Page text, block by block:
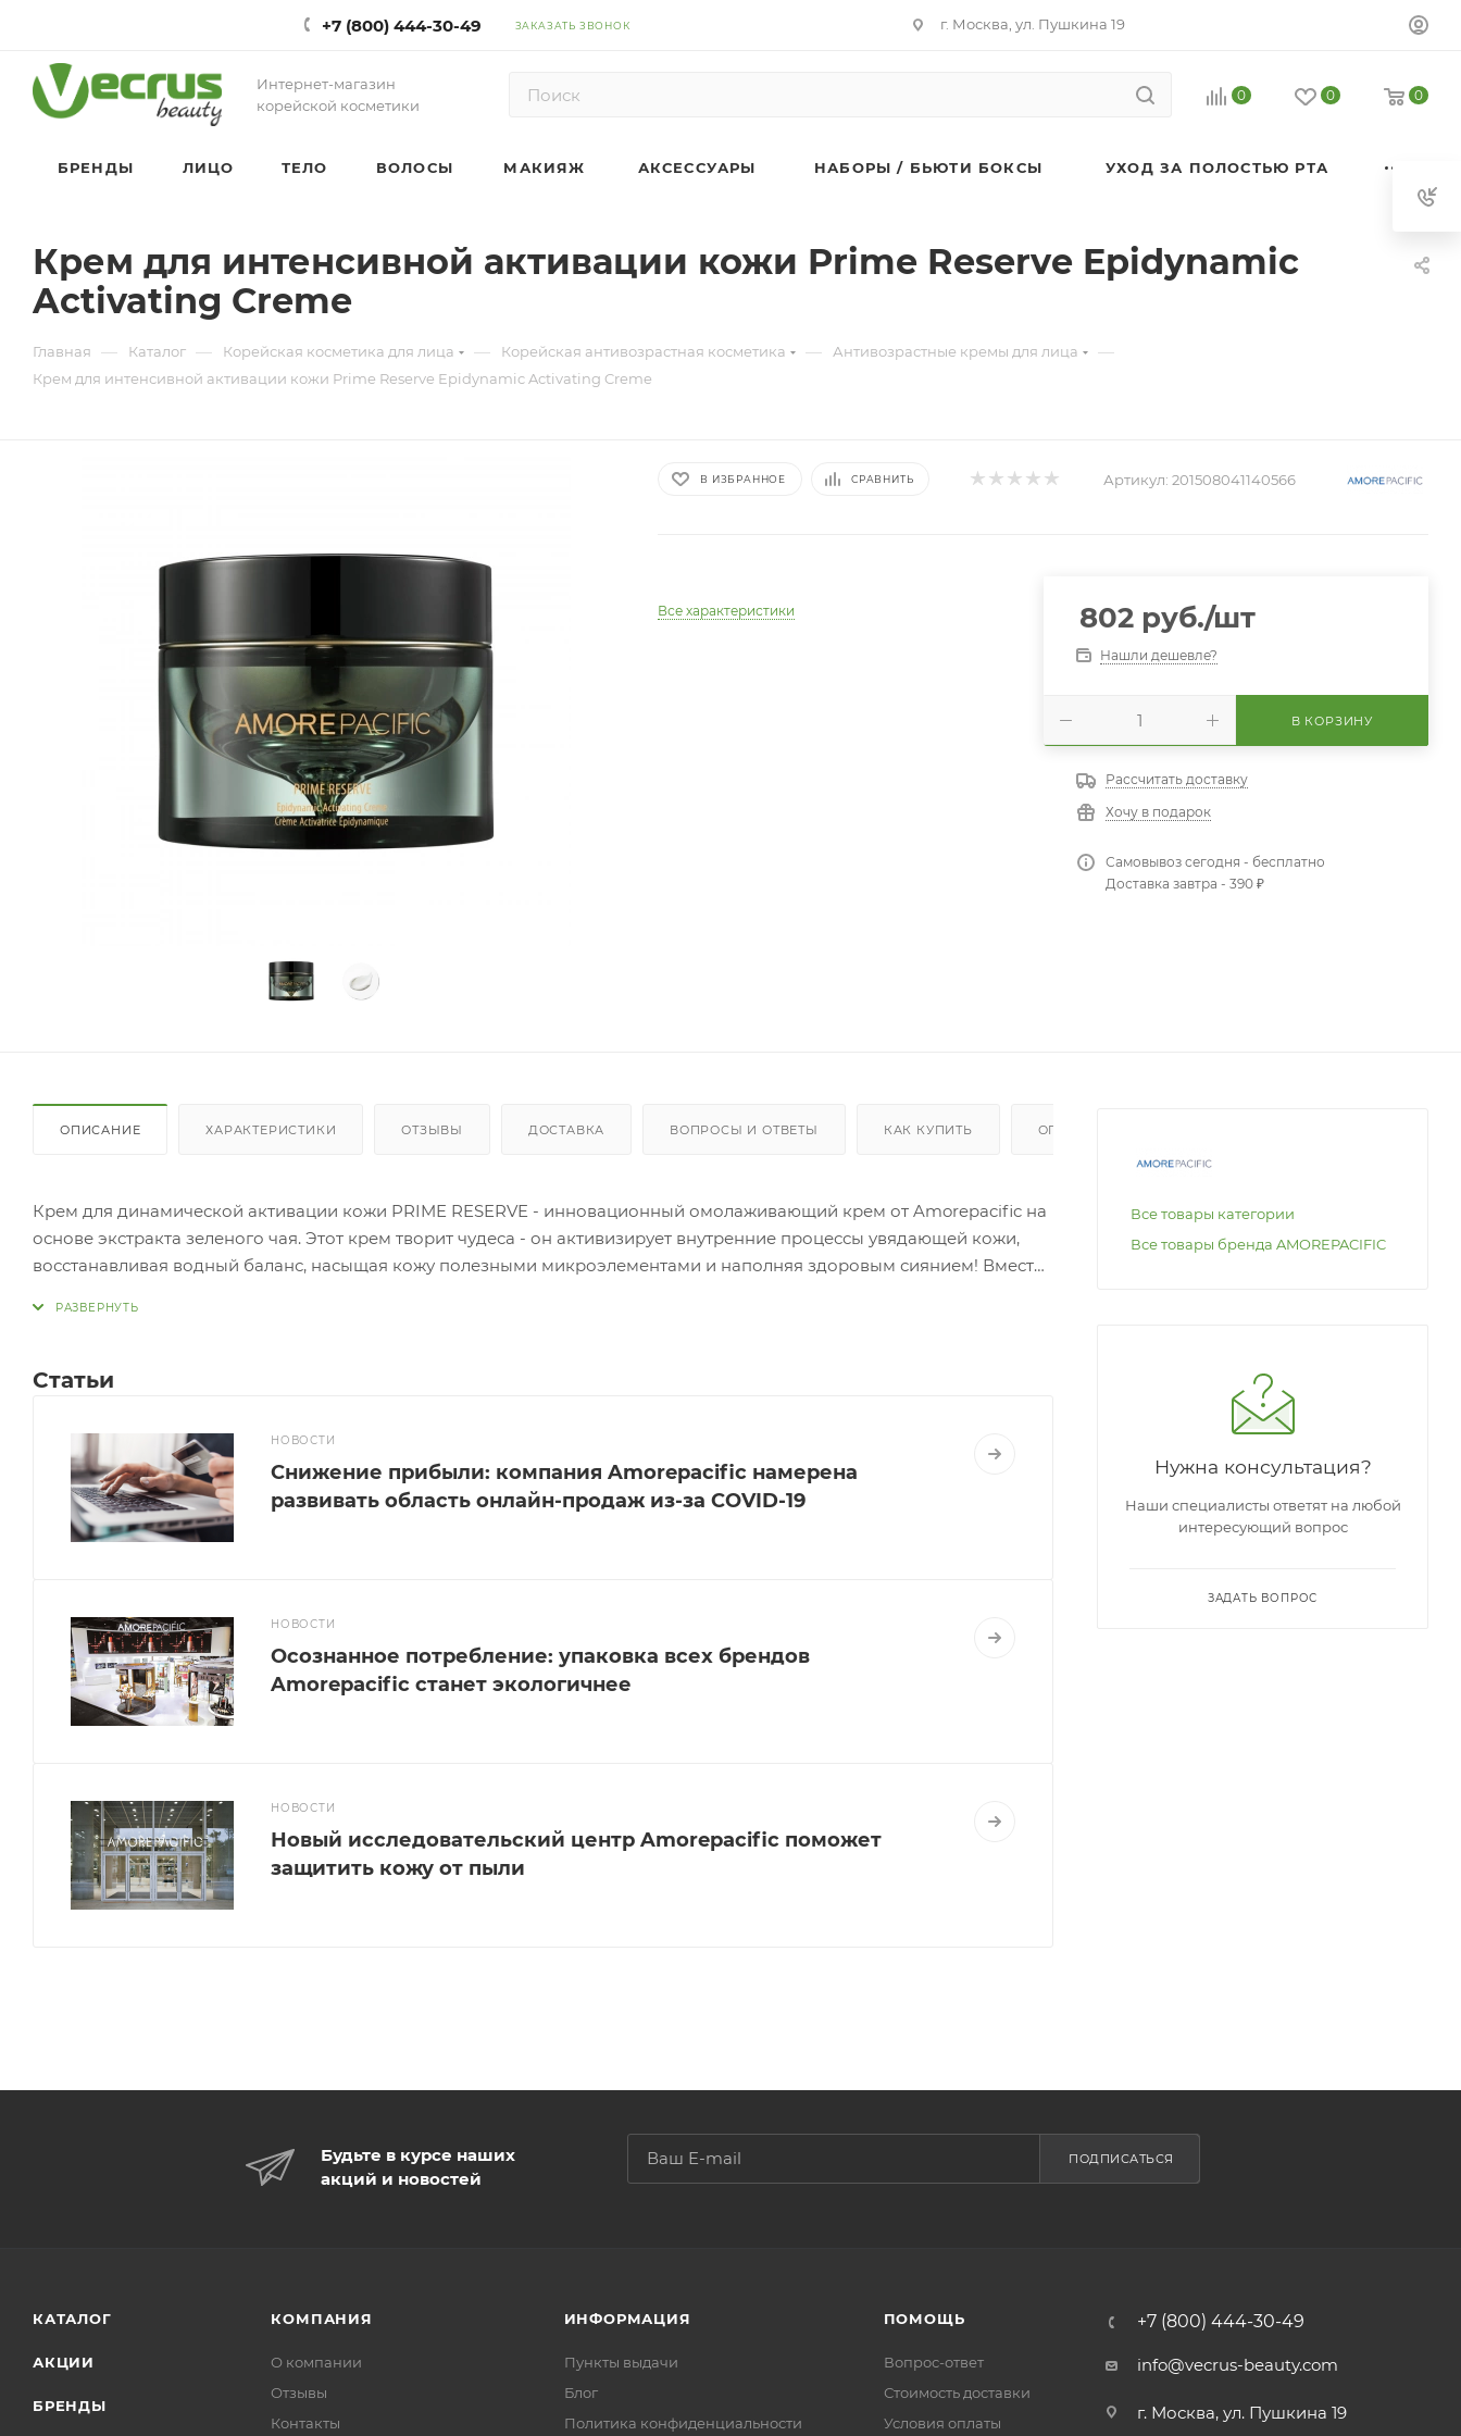
+7 (800) 444-30-49 ЗАКАЗАТЬ ЗВОНОК г. Москва, ул. Пушкина 19
Интернет-магазин
корейской косметики
0 0 0
БРЕНДЫ ЛИЦО ТЕЛО ВОЛОСЫ МАКИЯЖ АКСЕССУАРЫ НАБОРЫ / БЬЮТИ БОКСЫ УХОД ЗА ПОЛОСТЬЮ РТА
Крем для интенсивной активации кожи Prime Reserve Epidynamic
Activating Creme
Главная — Каталог — Корейская косметика для лица — Корейская антивозрастная косметика — Антивозрастные кремы для лица —
Крем для интенсивной активации кожи Prime Reserve Epidynamic Activating Creme
В ИЗБРАННОЕ СРАВНИТЬ Артикул: 201508041140566
Все характеристики 802руб./шт
Нашли дешевле?
В КОРЗИНУ
Рассчитать доставку
Хочу в подарок
Самовывоз сегодня - бесплатно
Доставка завтра - 390 ₽
ОПИСАНИЕ ХАРАКТЕРИСТИКИ ОТЗЫВЫ ДОСТАВКА ВОПРОСЫ И ОТВЕТЫ КАК КУПИТЬ ОПЛАТА
Крем для динамической активации кожи PRIME RESERVE - инновационный омолаживающий крем от Amorepacific на
основе экстракта зеленого чая. Этот крем творит чудеса - он активизирует внутренние процессы увядающей кожи,
восстанавливая водный баланс, насыщая кожу полезными микроэлементами и наполняя здоровым сиянием! Вместе
Статьи
НОВОСТИ
Снижение прибыли: компания Amorepacific намерена
развивать область онлайн-продаж из-за COVID-19
НОВОСТИ
Осознанное потребление: упаковка всех брендов
Amorepacific станет экологичнее
НОВОСТИ
Новый исследовательский центр Amorepacific поможет
защитить кожу от пыли
Все товары категории
Все товары бренда AMOREPACIFIC
Нужна консультация?
Наши специалисты ответят на любой
интересующий вопрос
ЗАДАТЬ ВОПРОС
Будьте в курсе наших
акций и новостей
ПОДПИСАТЬСЯ
КАТАЛОГ
АКЦИИ
БРЕНДЫ
КОМПАНИЯ
О компании
Отзывы
Контакты
ИНФОРМАЦИЯ
Пункты выдачи
Блог
Политика конфиденциальности
ПОМОЩЬ
Вопрос-ответ
Стоимость доставки
Условия оплаты
+7 (800) 444-30-49
info@vecrus-beauty.com
г. Москва, ул. Пушкина 19